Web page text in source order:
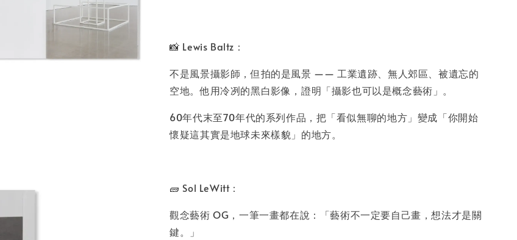
📸 Lewis Baltz：
不是風景攝影師，但拍的是風景 —— 工業遺跡、無人郊區、被遺忘的
空地。他用冷冽的黑白影像，證明「攝影也可以是概念藝術」。
60年代末至70年代的系列作品，把「看似無聊的地方」變成「你開始
懷疑這其實是地球未來樣貌」的地方。
🧱 Sol LeWitt：
觀念藝術 OG，一筆一畫都在說：「藝術不一定要自己畫，想法才是關
鍵。」